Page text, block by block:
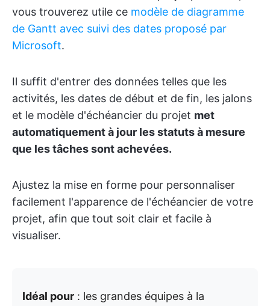
vous trouverez utile ce modèle de diagramme
de Gantt avec suivi des dates proposé par
Microsoft.
Il suffit d'entrer des données telles que les
activités, les dates de début et de fin, les jalons
et le modèle d'échéancier du projet met
automatiquement à jour les statuts à mesure
que les tâches sont achevées.
Ajustez la mise en forme pour personnaliser
facilement l'apparence de l'échéancier de votre
projet, afin que tout soit clair et facile à
visualiser.
Idéal pour : les grandes équipes à la